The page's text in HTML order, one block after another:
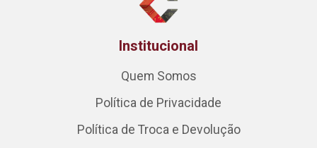
Institucional
Quem Somos
Política de Privacidade
Política de Troca e Devolução